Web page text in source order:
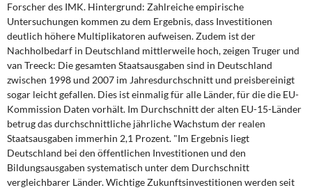
Forscher des IMK. Hintergrund: Zahlreiche empirische
Untersuchungen kommen zu dem Ergebnis, dass Investitionen
deutlich höhere Multiplikatoren aufweisen. Zudem ist der
Nachholbedarf in Deutschland mittlerweile hoch, zeigen Truger und
van Treeck: Die gesamten Staatsausgaben sind in Deutschland
zwischen 1998 und 2007 im Jahresdurchschnitt und preisbereinigt
sogar leicht gefallen. Dies ist einmalig für alle Länder, für die die EU-
Kommission Daten vorhält. Im Durchschnitt der alten EU-15-Länder
betrug das durchschnittliche jährliche Wachstum der realen
Staatsausgaben immerhin 2,1 Prozent. "Im Ergebnis liegt
Deutschland bei den öffentlichen Investitionen und den
Bildungsausgaben systematisch unter dem Durchschnitt
vergleichbarer Länder. Wichtige Zukunftsinvestitionen werden seit